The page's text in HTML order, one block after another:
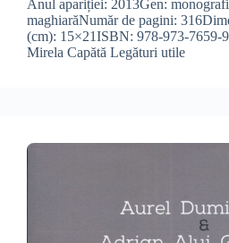
Anul apariției: 2013Gen:
maghiarăNumăr de pagini:
(cm): 15×21ISBN: 978-973-7659-
Mirela Capătă Legături utile